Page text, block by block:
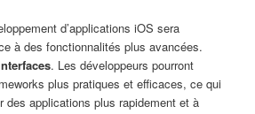
d’applications iOS sera
à des fonctionnalités plus avancées.
. Les développeurs pourront
plus pratiques et efficaces, ce qui
des applications plus rapidement et à